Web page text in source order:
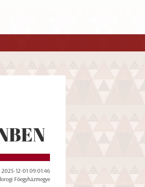
2025-12-01 09:01:46
Főegyházmegye